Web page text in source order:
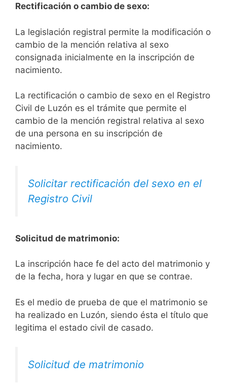
Rectificación o cambio de sexo:
La legislación registral permite la modificación o
cambio de la mención relativa al sexo
consignada inicialmente en la inscripción de
nacimiento.
La rectificación o cambio de sexo en el Registro
Civil de Luzón es el trámite que permite el
cambio de la mención registral relativa al sexo
de una persona en su inscripción de
nacimiento.
Solicitar rectificación del sexo en el
Registro Civil
Solicitud de matrimonio:
La inscripción hace fe del acto del matrimonio y
de la fecha, hora y lugar en que se contrae.
Es el medio de prueba de que el matrimonio se
ha realizado en Luzón, siendo ésta el título que
legitima el estado civil de casado.
Solicitud de matrimonio